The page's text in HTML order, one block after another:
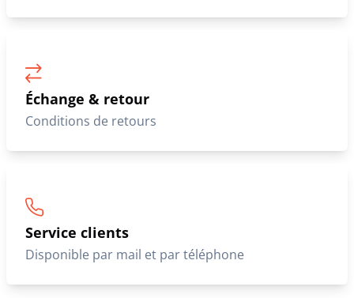
Échange & retour
Conditions de retours
Service clients
Disponible par mail et par téléphone